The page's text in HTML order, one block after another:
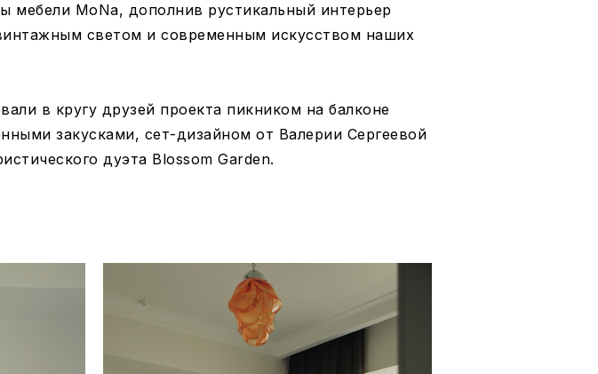
мебели MoNa, дополнив рустикальный интерьер
светом и современным искусством наших
в кругу друзей проекта пикником на балконе
закусками, сет-дизайном от Валерии Сергеевой
дуэта Blossom Garden.